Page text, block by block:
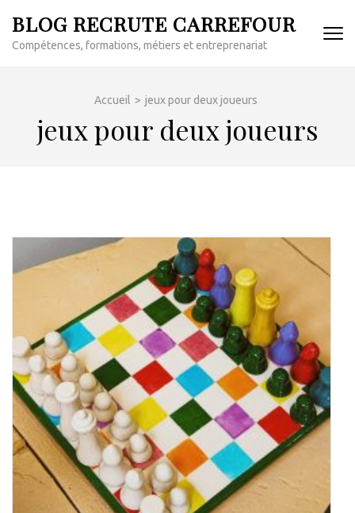
au
contenu
BLOG RECRUTE CARREFOUR
Compétences, formations, métiers et entreprenariat
Accueil > jeux pour deux joueurs
jeux pour deux joueurs